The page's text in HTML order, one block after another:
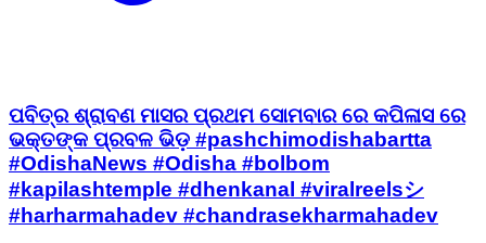
ପବିତ୍ର ଶ୍ରାବଣ ମାସର ପ୍ରଥମ ସୋମବାର ରେ କପିଳାସ ରେ
ଭକ୍ତଙ୍କ ପ୍ରବଳ ଭିଡ଼ #pashchimodishabartta
#OdishaNews #Odisha #bolbom
#kapilashtemple #dhenkanal #viralreelsシ
#harharmahadev #chandrasekharmahadev